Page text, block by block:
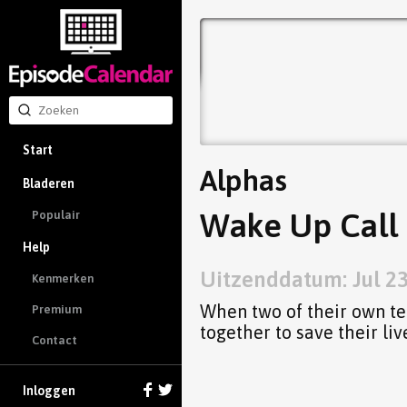
Start
Bladeren
Populair
Help
Kenmerken
Premium
Contact
Inloggen
Alphas
Wake Up Call
Uitzenddatum: Jul
When two of their own
together to save their